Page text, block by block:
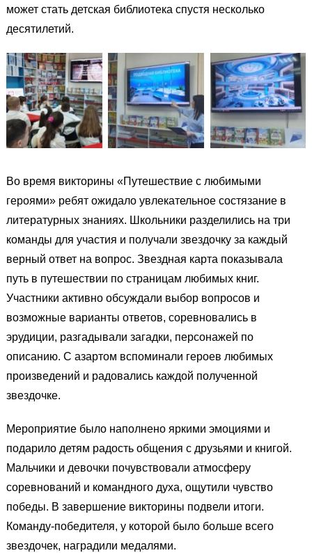
может стать детская библиотека спустя несколько
десятилетий.
Во время викторины «Путешествие с любимыми
героями» ребят ожидало увлекательное состязание в
литературных знаниях. Школьники разделились на три
команды для участия и получали звездочку за каждый
верный ответ на вопрос. Звездная карта показывала
путь в путешествии по страницам любимых книг.
Участники активно обсуждали выбор вопросов и
возможные варианты ответов, соревновались в
эрудиции, разгадывали загадки, персонажей по
описанию. С азартом вспоминали героев любимых
произведений и радовались каждой полученной
звездочке.
Мероприятие было наполнено яркими эмоциями и
подарило детям радость общения с друзьями и книгой.
Мальчики и девочки почувствовали атмосферу
соревнований и командного духа, ощутили чувство
победы. В завершение викторины подвели итоги.
Команду-победителя, у которой было больше всего
звездочек, наградили медалями.